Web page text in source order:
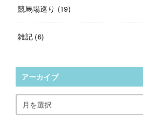
競馬場巡り (19)
雑記 (6)
アーカイブ